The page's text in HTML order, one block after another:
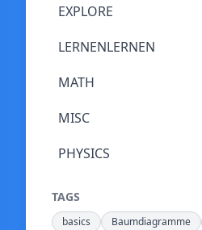
EXPLORE
LERNENLERNEN
MATH
MISC
PHYSICS
TAGS
basics Baumdiagramme